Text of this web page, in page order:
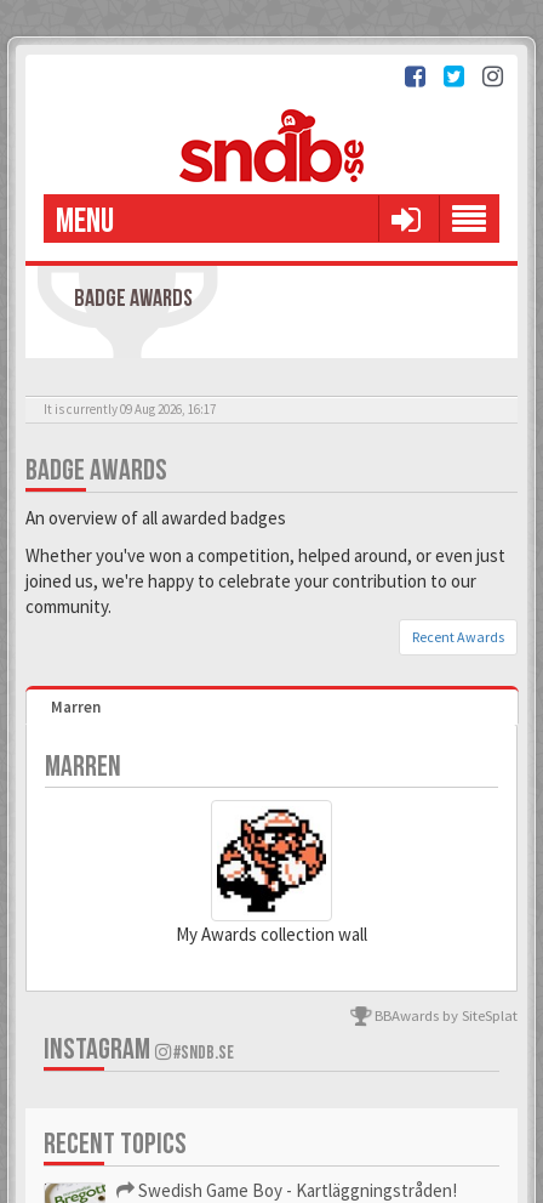
MENU
BADGE AWARDS
It is currently 09 Aug 2026, 16:17
BADGE AWARDS
An overview of all awarded badges
Whether you've won a competition, helped around, or even just
joined us, we're happy to celebrate your contribution to our
community.
Recent Awards
Marren
MARREN
My Awards collection wall
6 Mar 2018
Todd Snap
BBAwards by SiteSplat
INSTAGRAM #SNDB.SE
RECENT TOPICS
Swedish Game Boy - Kartläggningstråden!